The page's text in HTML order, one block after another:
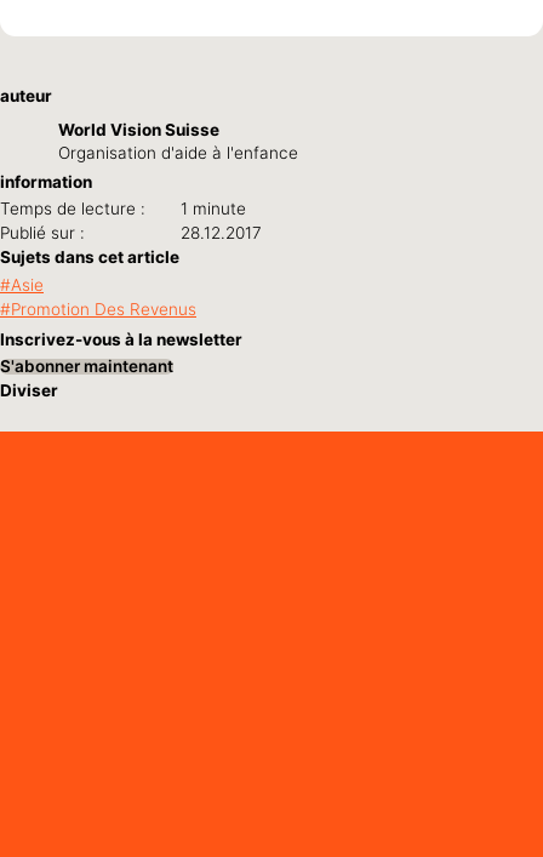
auteur
World Vision Suisse
Organisation d'aide à l'enfance
information
Temps de lecture :
1 minute
Publié sur :
28.12.2017
Sujets dans cet article
Asie
Promotion Des Revenus
Inscrivez-vous à la newsletter
S'abonner maintenant
Diviser